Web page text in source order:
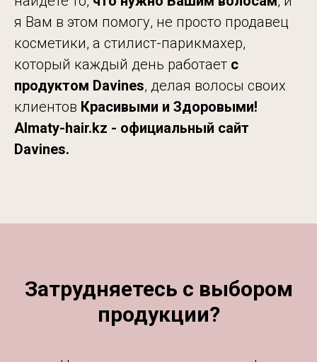
я Вам в этом помогу, не просто продавец
косметики, а стилист-парикмахер,
который каждый день работает с
продуктом Davines, делая волосы своих
клиентов Красивыми и Здоровыми!
Almaty-hair.kz - официальный сайт
Davines.
Затрудняетесь с выбором
продукции?